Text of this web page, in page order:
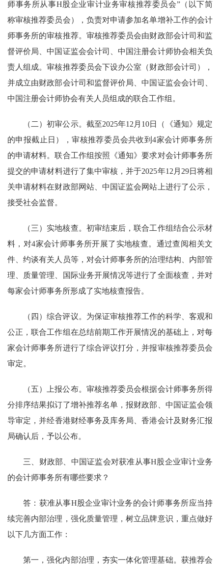
师事务所从事H股企业审计业务审核推荐委员会”（以下简
称审核推荐委员会）
，负责对申请参加名单增补工作的会计
师事务所的审核推荐。 审核推荐委员会由财政部会计司和监
督评价局、中国证监会会计司、中国注册会计师协会相关负
责人组成。审核推荐委员会下设办公室（财政部会计司），
并成立由财政部会计司和监督评价局、中国证监会会计司、
中国注册会计师协会有关人员组成的联合工作组。
（二）初审公示。 截至2025年12月10日（
《通知》规定
的申报截止日），审核推荐委员会共收到4家会计师事务所
的申请材料。联合工作组按照《通知》要求对会计师事务所
提交的申请材料进行了集中审核，并于2025年12月 29日将相
关申请材料在财政部网站、 中国证监会网站上进行了公示，
接受社会监督。
（三）实地核查。 初审结束后，联合工作组结合公示材
料，对4家会计师事务所开展了实地核查。通过查阅相关文
件 、约谈有关人员等，对会计师事务所的治理结构、内部管
理、质量管理、国际业务开展情况等进行了全面核查， 并对
每家会计师事务所形成了实地核查报告。
（四）综合评议。 为保证审核推荐工作的科学、客观和
公正，联合工作组在总结前期工作开展情况的基础上，对每
家会计师事务所进行了综合评议打分，并报审核推荐委员会
审定。
（五）上报公布。 审核推荐委员会根据会计师事务所得
分排序结果拟订了增补推荐名单，报财政部、 中国证监会领
导审定，并经香港财经事务及库务局、香港会计及财务汇报
局确认后， 予以公布。
三
财政部、中国证监会对获准从事H股企业审计业务
的会计师事务所有哪些要求 ？
答： 获准从事H股企业审计业务的会计师事务所应当持
续完善内部治理，强化质量管理，树立品牌意识，重点做好
以下几方面工作：
第一，强化内部治理，夯实一体化管理基础。 获推荐会